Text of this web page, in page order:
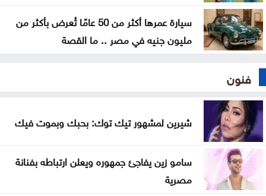
سيارة عمرها أكثر من 50 عامًا تُعرض بأكثر من
مليون جنيه في مصر .. ما القصة
فنون
شيرين لمشهور تيك توك: بحبك وبموت فيك
سامو زين يفاجئ جمهوره ويعلن ارتباطه بفنانة
مصرية